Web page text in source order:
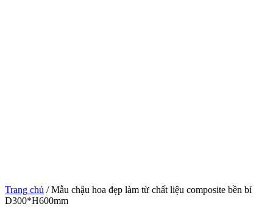
Trang chủ /Mẫu chậu hoa đẹp làm từ chất liệu composite bền bỉ
D300*H600mm